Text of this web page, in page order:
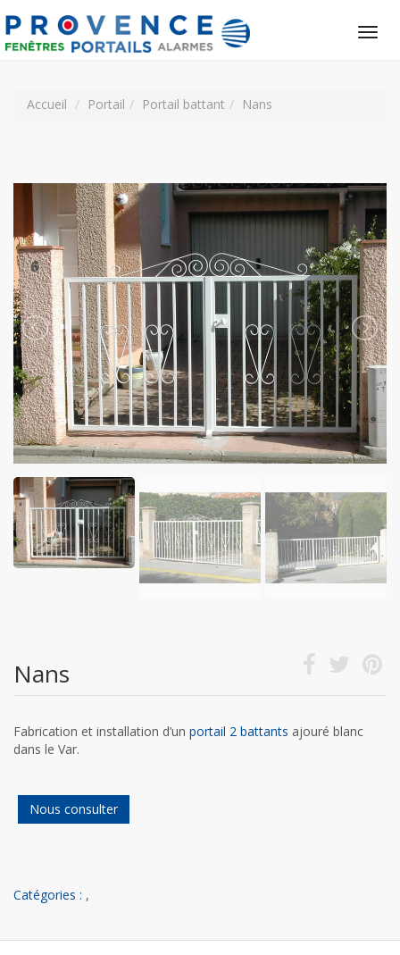
Accueil Portail Portail battant Nans
Nans
Fabrication et installation d’un portail 2 battants ajouré blanc
dans le Var.
Nous consulter
Catégories : ,